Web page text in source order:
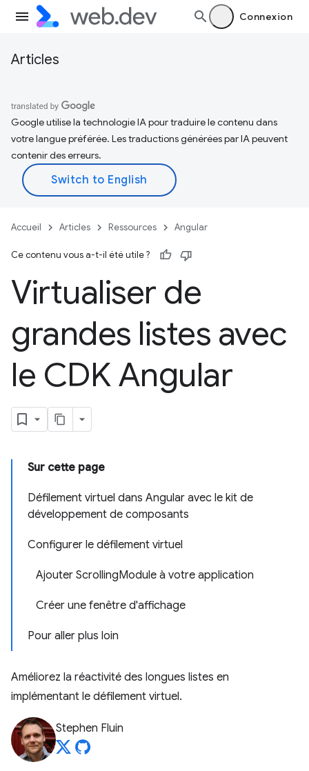
Connexion
Articles
Google utilise la technologie IA pour traduire le contenu dans
votre langue préférée. Les traductions générées par IA peuvent
contenir des erreurs.
Accueil Articles Ressources Angular
Ce contenu vous a-t-il été utile ?
Virtualiser de
grandes listes avec
le CDK Angular
Sur cette page
Défilement virtuel dans Angular avec le kit de
développement de composants
Configurer le défilement virtuel
Ajouter ScrollingModule à votre application
Créer une fenêtre d'affichage
Pour aller plus loin
Améliorez la réactivité des longues listes en
implémentant le défilement virtuel.
Stephen Fluin